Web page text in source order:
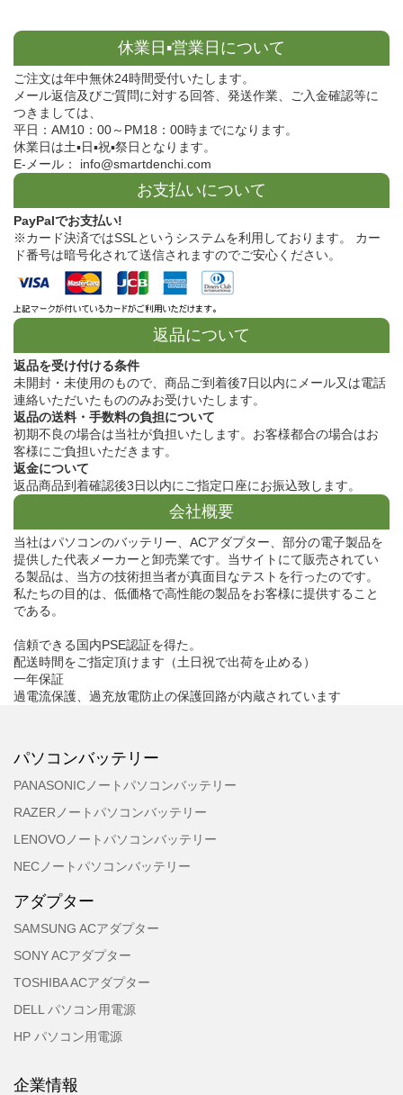
休業日▪営業日について
ご注文は年中無休24時間受付いたします。
メール返信及びご質問に対する回答、発送作業、ご入金確認等に
つきましては、
平日：AM10：00～PM18：00時までになります。
休業日は土▪日▪祝▪祭日となります。
E-メール： info@smartdenchi.com
お支払いについて
PayPalでお支払い!
※カード決済ではSSLというシステムを利用しております。 カー
ド番号は暗号化されて送信されますのでご安心ください。
返品について
返品を受け付ける条件
未開封・未使用のもので、商品ご到着後7日以内にメール又は電話
連絡いただいたもののみお受けいたします。
返品の送料・手数料の負担について
初期不良の場合は当社が負担いたします。お客様都合の場合はお
客様にご負担いただきます。
返金について
返品商品到着確認後3日以内にご指定口座にお振込致します。
会社概要
当社はパソコンのバッテリー、ACアダプター、部分の電子製品を
提供した代表メーカーと卸売業です。当サイトにて販売されてい
る製品は、当方の技術担当者が真面目なテストを行ったのです。
私たちの目的は、低価格で高性能の製品をお客様に提供すること
である。
信頼できる国内PSE認証を得た。
配送時間をご指定頂けます（土日祝で出荷を止める）
一年保証
過電流保護、過充放電防止の保護回路が内蔵されています
パソコンバッテリー
PANASONICノートパソコンバッテリー
RAZERノートパソコンバッテリー
LENOVOノートパソコンバッテリー
NECノートパソコンバッテリー
アダプター
SAMSUNG ACアダプター
SONY ACアダプター
TOSHIBA ACアダプター
DELL パソコン用電源
HP パソコン用電源
企業情報